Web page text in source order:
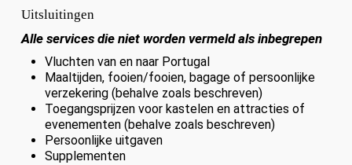
Uitsluitingen
Alle services die niet worden vermeld als inbegrepen
Vluchten van en naar Portugal
Maaltijden, fooien/fooien, bagage of persoonlijke
verzekering (behalve zoals beschreven)
Toegangsprijzen voor kastelen en attracties of
evenementen (behalve zoals beschreven)
Persoonlijke uitgaven
Supplementen